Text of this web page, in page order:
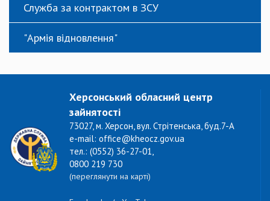
Служба за контрактом в ЗСУ
"Армія відновлення"
Херсонський обласний центр
зайнятості
73027, м. Херсон, вул. Стрітенська, буд.7-А
e-mail: office@kheocz.gov.ua
тел.: (0552) 36-27-01,
0800 219 730
(переглянути на карті)